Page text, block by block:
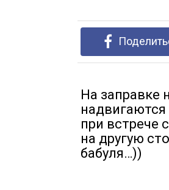
На заправке
при встрече
на другую
бабуля…))